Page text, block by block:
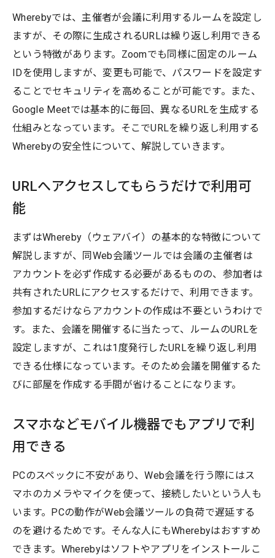
Wherebyでは、主催者が会議に利用するルームを設定し
ますが、その際に生成されるURLは繰り返し利用できる
という特徴があります。Zoomでも同様に固定のルーム
IDを使用しますが、変更も可能で、パスワードを設定す
ることでセキュリティを高めることが可能です。また、
Google Meetでは基本的に毎回、異なるURLを生成する
仕組みとなっています。そこでURLを繰り返し利用する
Wherebyの安全性について、解説していきます。
URLへアクセスしてもらうだけで利用可
能
まずはWhereby（ウェアバイ）の基本的な特徴について
解説しますが、同Web会議ツールでは会議の主催者は
アカウントを必ず作成する必要があるものの、参加者は
共有されたURLにアクセスするだけで、利用できます。
参加するだけならアカウントの作成は不要というわけで
す。また、会議を開催するに当たって、ルームのURLを
設定しますが、これは1度発行したURLを繰り返し利用
できる仕様になっています。そのため会議を開催するた
びに部屋を作成する手間が省けることになります。
スマホなどモバイル機器でもアプリで利
用できる
PCのスペックに不安があり、Web会議を行う際にはス
マホのカメラやマイクを使って、接続したいという人も
います。PCの動作がWeb会議ツールの負荷で遅延する
のを避けるためです。そんな人にもWherebyはおすすめ
できます。Wherebyはソフトやアプリをインストールこ